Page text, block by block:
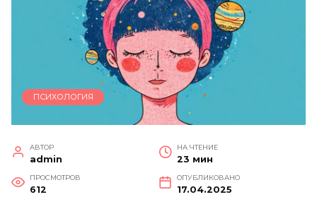
ПСИХОЛОГИЯ
АВТОР
admin
НА ЧТЕНИЕ
23 мин
ПРОСМОТРОВ
612
ОПУБЛИКОВАНО
17.04.2025